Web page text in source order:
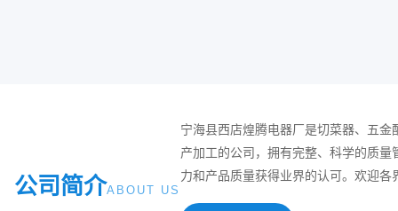
公司简介ABOUT US
宁海县西店煌腾电器厂是切菜器、五
产加工的公司，拥有完整、科学的质
力和产品质量获得业界的认可。欢迎